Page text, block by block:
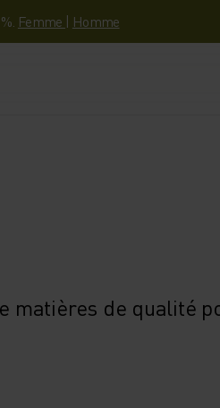
Femme | Homme
matières de qualité